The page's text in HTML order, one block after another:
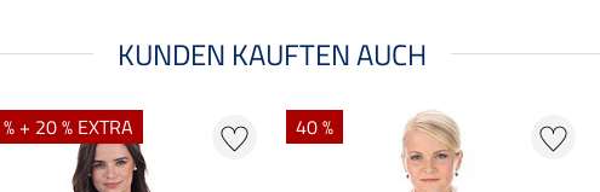
KUNDEN KAUFTEN AUCH
+ 20 % EXTRA 40 %